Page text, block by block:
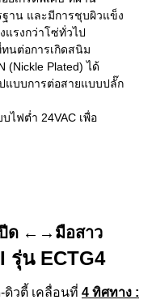
าน และมีการชุบผิวแข็ง
รงกว่าโซ่ทั่วไป
นต่อการเกิดสนิม
(Nickle Plated) ได้
แบบการต่อสายแบบปลั๊ก
ไฟต่ำ 24VAC เพื่อ
ปีด ←→มือสาว
รุ่น ECTG4
ดิวตี้ เคลื่อนที่ 4 ทิศทาง :